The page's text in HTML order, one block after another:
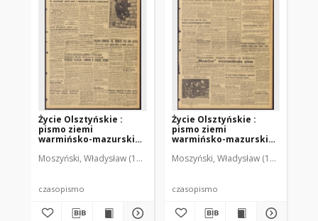
Życie Olsztyńskie :
pismo ziemi
warmińsko-mazurskiej,
Moszyński, Władysław (1922-2001). Red. Mroczkowski, Włodzimierz
czasopismo
Życie Olsztyńskie :
pismo ziemi
warmińsko-mazurskiej,
Moszyński, Władysław (1922-2001).
czasopismo